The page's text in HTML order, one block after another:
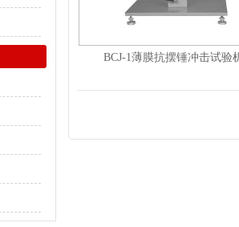
BCJ-1薄膜抗摆锤冲击试验